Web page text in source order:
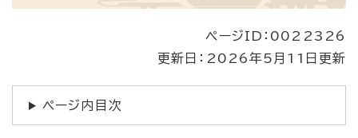
ページID：0022326
更新日：2026年5月11日更新
ページ内目次